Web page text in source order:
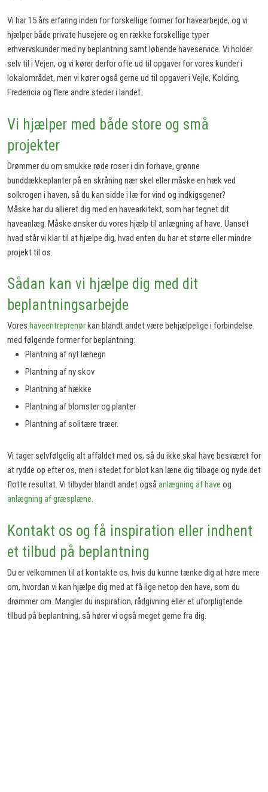
Vi har 15 års erfaring inden for forskellige former for havearbejde, og vi
hjælper både private husejere og en række forskellige typer
erhvervskunder med ny beplantning samt løbende haveservice. Vi holder
selv til i Vejen, og vi kører derfor ofte ud til opgaver for vores kunder i
lokalområdet, men vi kører også gerne ud til opgaver i Vejle, Kolding,
Fredericia og flere andre steder i landet.
Vi hjælper med både store og små
projekter
Drømmer du om smukke røde roser i din forhave, grønne
bunddækkeplanter på en skråning nær skel eller måske en hæk ved
solkrogen i haven, så du kan sidde i læ for vind og indkigsgener?
Måske har du allieret dig med en havearkitekt, som har tegnet dit
haveanlæg. Måske ønsker du vores hjælp til anlægning af have. Uanset
hvad står vi klar til at hjælpe dig, hvad enten du har et større eller mindre
projekt til os.
Sådan kan vi hjælpe dig med dit
beplantningsarbejde
Vores haveentreprenørkan blandt andet være behjælpelige i forbindelse
med følgende former for beplantning:
Plantning af nyt læhegn
​Plantning af ny skov
Plantning af hække
​Plantning af blomster og planter
Plantning af solitære træer.
Vi tager selvfølgelig alt affaldet med os, så du ikke skal have besværet for
at rydde op efter os, men i stedet for blot kan læne dig tilbage og nyde det
flotte resultat. Vi tilbyder blandt andet ogsåanlægning af have og
anlægning af græsplæne.
Kontakt os og få inspiration eller indhent
et tilbud på beplantning
Du er velkommen til at kontakte os, hvis du kunne tænke dig at høre mere
om, hvordan vi kan hjælpe dig med at få lige netop den have, som du
drømmer om. Mangler du inspiration, rådgivning eller et uforpligtende
tilbud på beplantning, så hører vi også meget gerne fra dig.